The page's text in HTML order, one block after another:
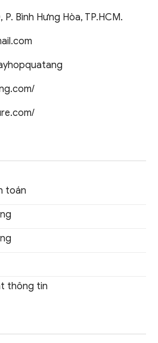
Bình Hưng Hòa, TP.HCM.
toán
thông tin